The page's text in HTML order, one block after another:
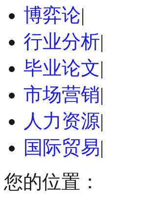
博弈论|
行业分析|
毕业论文|
市场营销|
人力资源|
国际贸易|
您的位置：